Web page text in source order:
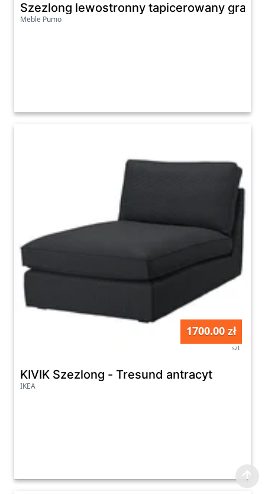
Szezlong lewostronny tapicerowany
Meble Pumo
1700.00 zł
szt
KIVIK Szezlong - Tresund antracyt
IKEA